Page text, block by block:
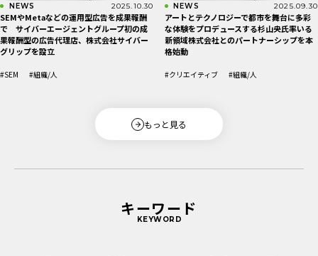
もっと見る
NEWS 2025.10.30
SEMやMetaなどの運用型広告を成果報酬
で サイバーエージェントグループ初の成
果報酬型の広告代理店、株式会社サイバー
グリップを設立
#SEM #組織/人
NEWS 2025.09.30
アートとテクノロジーで都市を舞台に多彩
な体験をプロデュースする杉山央氏率いる
新領域株式会社とのパートナーシップを本
格始動
#クリエイティブ #組織/人
キーワード
KEYWORD